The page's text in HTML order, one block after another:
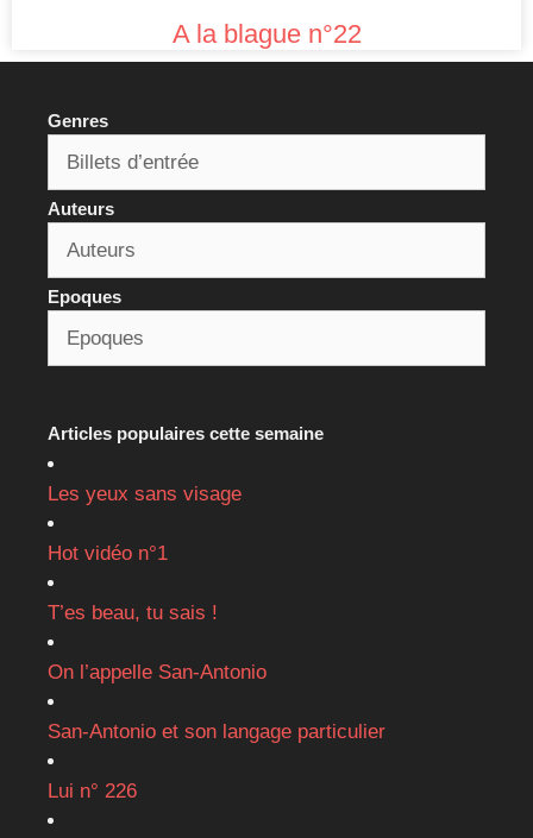
A la blague n°22
Genres
Auteurs
Epoques
Articles populaires cette semaine
Les yeux sans visage
Hot vidéo n°1
T’es beau, tu sais !
On l’appelle San-Antonio
San-Antonio et son langage particulier
Lui n° 226